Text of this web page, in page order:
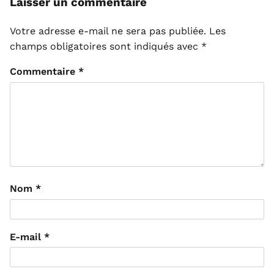
Votre adresse e-mail ne sera pas publiée. Les
champs obligatoires sont indiqués avec *
Commentaire *
Nom *
E-mail *